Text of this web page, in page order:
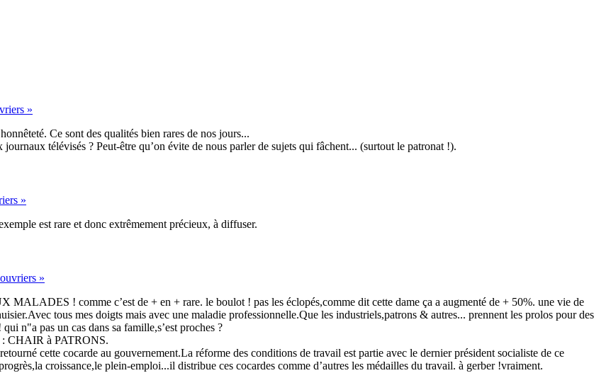
»
Ce sont des qualités bien rares de nos jours...
télévisés ? Peut-être qu’on évite de nous parler de sujets qui fâchent... (surtout le patronat !).
»
est rare et donc extrêmement précieux, à diffuser.
»
! comme c’est de + en + rare. le boulot ! pas les éclopés,comme dit cette dame ça a augmenté de + 50%. une vie de
tous mes doigts mais avec une maladie professionnelle.Que les industriels,patrons & autres... prennent les prolos pour des
n"a pas un cas dans sa famille,s’est proches ?
CHAIR à PATRONS.
cette cocarde au gouvernement.La réforme des conditions de travail est partie avec le dernier président socialiste de ce
croissance,le plein-emploi...il distribue ces cocardes comme d’autres les médailles du travail. à gerber !vraiment.